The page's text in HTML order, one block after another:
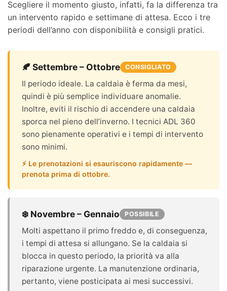
Scegliere il momento giusto, infatti, fa la differenza tra
un intervento rapido e settimane di attesa. Ecco i tre
periodi dell’anno con disponibilità e consigli pratici.
🍂 Settembre – Ottobre CONSIGLIATO
Il periodo ideale. La caldaia è ferma da mesi,
quindi è più semplice individuare anomalie.
Inoltre, eviti il rischio di accendere una caldaia
sporca nel pieno dell’inverno. I tecnici ADL 360
sono pienamente operativi e i tempi di intervento
sono minimi.
⚡ Le prenotazioni si esauriscono rapidamente —
prenota prima di ottobre.
❄️ Novembre – Gennaio POSSIBILE
Molti aspettano il primo freddo e, di conseguenza,
i tempi di attesa si allungano. Se la caldaia si
blocca in questo periodo, la priorità va alla
riparazione urgente. La manutenzione ordinaria,
pertanto, viene posticipata ai mesi successivi.